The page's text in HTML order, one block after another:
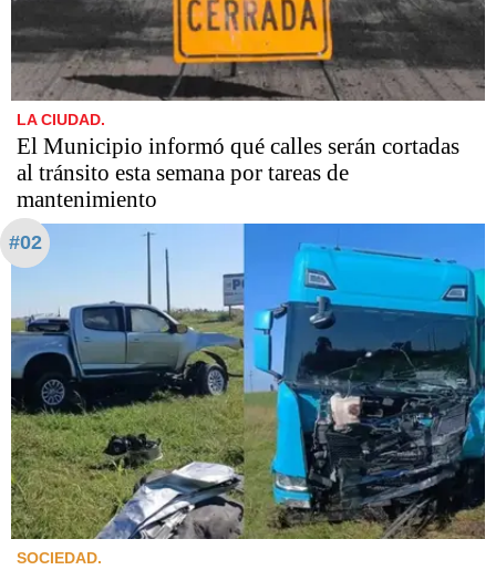
LA CIUDAD.
El Municipio informó qué calles serán cortadas
al tránsito esta semana por tareas de
mantenimiento
#02
SOCIEDAD.